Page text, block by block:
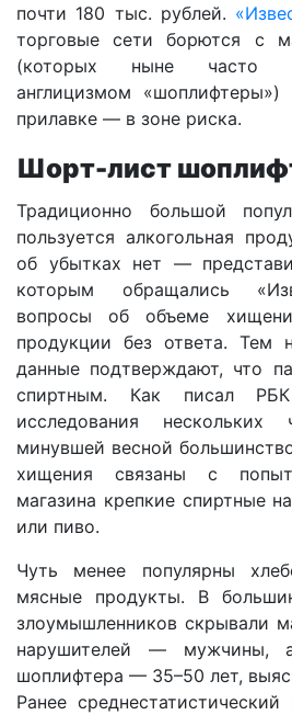
почти 180 тыс. рублей.
торговые сети борются с
(которых ныне часто
англицизмом
прилавке — в зоне риска.
Шорт-лист
Традиционно большой
пользуется алкогольная
об убытках нет —
которым обращались
вопросы об объеме
продукции без ответа. Тем
данные подтверждают, что
спиртным. Как писал
исследования нескольких
минувшей весной
хищения связаны с
магазина крепкие спиртные
или пиво.
Чуть менее популярны
мясные продукты. В
злоумышленников скрывали
нарушителей — мужчины,
шоплифтера — 35–50 лет,
Ранее